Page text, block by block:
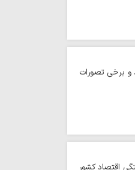
و برخی تصورات
اقتصاد کشور